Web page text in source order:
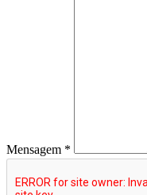
Mensagem *